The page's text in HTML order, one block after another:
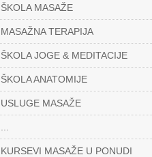
ŠKOLA MASAŽE
MASAŽNA TERAPIJA
ŠKOLA JOGE & MEDITACIJE
ŠKOLA ANATOMIJE
USLUGE MASAŽE
KURSEVI MASAŽE U PONUDI